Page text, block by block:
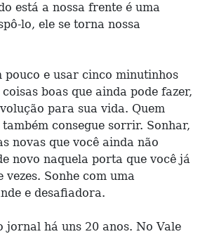
está a nossa frente é uma
lo, ele se torna nossa
pouco e usar cinco minutinhos
boas que ainda pode fazer,
para sua vida. Quem
consegue sorrir. Sonhar,
novas que você ainda não
novo naquela porta que você já
vezes. Sonhe com uma
e desafiadora.
jornal há uns 20 anos. No Vale